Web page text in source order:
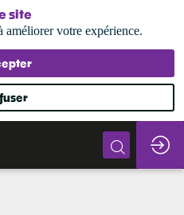
site
améliorer votre expérience.